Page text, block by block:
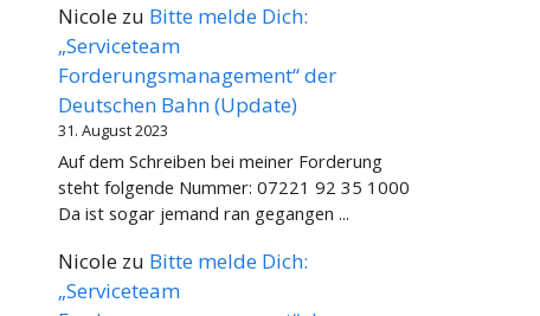
Nicole zu Bitte melde Dich:
„Serviceteam
Forderungsmanagement“ der
Deutschen Bahn (Update)
31. August 2023
Auf dem Schreiben bei meiner Forderung
steht folgende Nummer: 07221 92 35 1000
Da ist sogar jemand ran gegangen ...
Nicole zu Bitte melde Dich:
„Serviceteam